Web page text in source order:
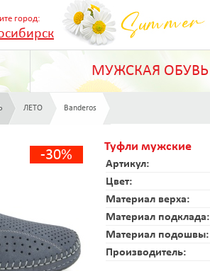
город:
МУЖСКАЯ ОБУВЬ
ЛЕТО Banderos
-30%
Туфли мужские
Артикул:
Цвет:
Материал верха:
Материал подклада:
Материал подошвы:
Производитель: